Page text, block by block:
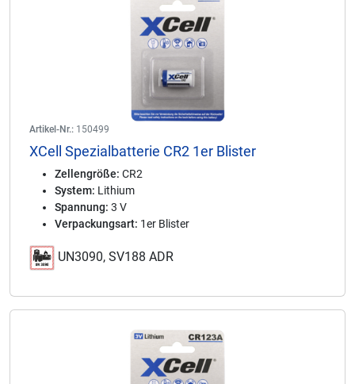
Artikel-Nr.: 150499
XCell Spezialbatterie CR2 1er Blister
Zellengröße: CR2
System: Lithium
Spannung: 3 V
Verpackungsart: 1er Blister
UN3090, SV188 ADR